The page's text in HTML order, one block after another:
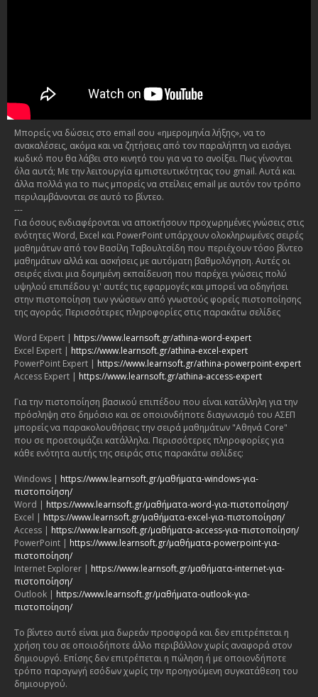
Μπορείς να δώσεις στο email σου «ημερομηνία λήξης», να το
ανακαλέσεις, ακόμα και να ζητήσεις από τον παραλήπτη να εισάγει
κωδικό που θα λάβει στο κινητό του για να το ανοίξει. Πως γίνονται
όλα αυτά; Με την λειτουργία εμπιστευτικότητας του gmail. Αυτά και
άλλα πολλά για το πως μπορείς να στείλεις email με αυτόν τον τρόπο
περιλαμβάνονται σε αυτό το βίντεο.
---
Για όσους ενδιαφέρονται να αποκτήσουν προχωρημένες γνώσεις στις
ενότητες Word, Excel και PowerPoint υπάρχουν ολοκληρωμένες σειρές
μαθημάτων από τον Βασίλη Ταβουλτσίδη που περιέχουν τόσο βίντεο
μαθημάτων αλλά και ασκήσεις με αυτόματη βαθμολόγηση. Αυτές οι
σειρές είναι μια δομημένη εκπαίδευση που παρέχει γνώσεις πολύ
υψηλού επιπέδου γι' αυτές τις εφαρμογές και μπορεί να οδηγήσει
στην πιστοποίηση των γνώσεων από γνωστούς φορείς πιστοποίησης
της αγοράς. Περισσότερες πληροφορίες στις παρακάτω σελίδες
Word Expert | https://www.learnsoft.gr/athina-word-expert
Excel Expert | https://www.learnsoft.gr/athina-excel-expert
PowerPoint Expert | https://www.learnsoft.gr/athina-powerpoint-expert
Access Expert | https://www.learnsoft.gr/athina-access-expert
Για την πιστοποίηση βασικού επιπέδου που είναι κατάλληλη για την
πρόσληψη στο δημόσιο και σε οποιονδήποτε διαγωνισμό του ΑΣΕΠ
μπορείς να παρακολουθήσεις την σειρά μαθημάτων "Αθηνά Core"
που σε προετοιμάζει κατάλληλα. Περισσότερες πληροφορίες για
κάθε ενότητα αυτής της σειράς στις παρακάτω σελίδες:
Windows | https://www.learnsoft.gr/μαθήματα-windows-για-
πιστοποίηση/
Word | https://www.learnsoft.gr/μαθήματα-word-για-πιστοποίηση/
Excel | https://www.learnsoft.gr/μαθήματα-excel-για-πιστοποίηση/
Access | https://www.learnsoft.gr/μαθήματα-access-για-πιστοποίηση/
PowerPoint | https://www.learnsoft.gr/μαθήματα-powerpoint-για-
πιστοποίηση/
Internet Explorer | https://www.learnsoft.gr/μαθήματα-internet-για-
πιστοποίηση/
Outlook | https://www.learnsoft.gr/μαθήματα-outlook-για-
πιστοποίηση/
Το βίντεο αυτό είναι μια δωρεάν προσφορά και δεν επιτρέπεται η
χρήση του σε οποιοδήποτε άλλο περιβάλλον χωρίς αναφορά στον
δημιουργό. Επίσης δεν επιτρέπεται η πώληση ή με οποιονδήποτε
τρόπο παραγωγή εσόδων χωρίς την προηγούμενη συγκατάθεση του
δημιουργού.